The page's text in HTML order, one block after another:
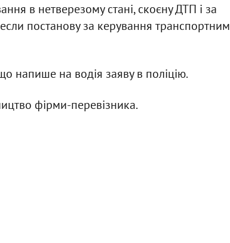
в нетверезому стані, скоєну ДТП і за
постанову за керування транспортним
напише на водія заяву в поліцію.
фірми-перевізника.